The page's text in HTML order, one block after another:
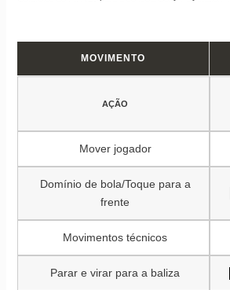
MOVIMENTO
AÇÃO
Mover jogador
Domínio de bola/Toque para a
frente
Movimentos técnicos
Parar e virar para a baliza